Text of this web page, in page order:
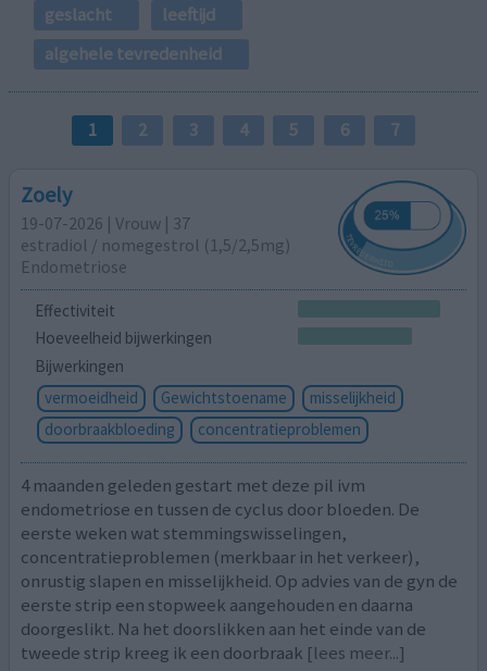
geslacht
leeftijd
algehele tevredenheid
1 2 3 4 5 6 7
Zoely
19-07-2026 | Vrouw | 37
estradiol / nomegestrol (1,5/2,5mg)
Endometriose
Effectiviteit
Hoeveelheid bijwerkingen
Bijwerkingen
vermoeidheid
Gewichtstoename
misselijkheid
doorbraakbloeding
concentratieproblemen
4 maanden geleden gestart met deze pil ivm
endometriose en tussen de cyclus door bloeden. De
eerste weken wat stemmingswisselingen,
concentratieproblemen (merkbaar in het verkeer),
onrustig slapen en misselijkheid. Op advies van de gyn de
eerste strip een stopweek aangehouden en daarna
doorgeslikt. Na het doorslikken aan het einde van de
tweede strip kreeg ik een doorbraak [lees meer...]